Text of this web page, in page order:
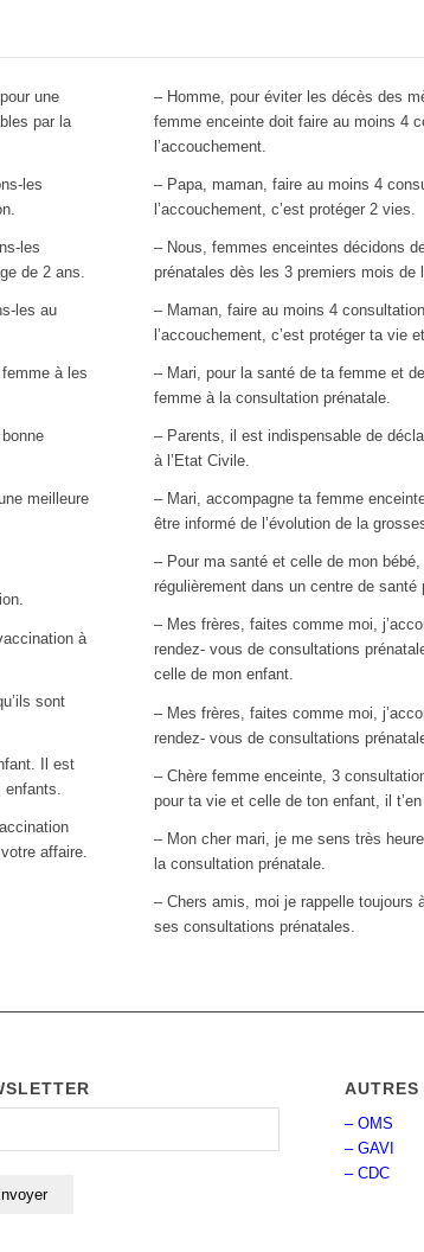
une
par la
les
les
de 2 ans.
les au
à les
meilleure
à
sont
Il est
affaire.
– Homme, pour éviter les décès des
femme enceinte doit faire au moins 4
l’accouchement.
– Papa, maman, faire au moins 4
l’accouchement, c’est protéger 2 vies.
– Nous, femmes enceintes décidons
prénatales dès les 3 premiers mois de
– Maman, faire au moins 4
l’accouchement, c’est protéger ta vie
– Mari, pour la santé de ta femme et
femme à la consultation prénatale.
– Parents, il est indispensable de
à l’Etat Civile.
– Mari, accompagne ta femme
être informé de l’évolution de la
– Pour ma santé et celle de mon bébé,
régulièrement dans un centre de
– Mes frères, faites comme moi,
rendez- vous de consultations
celle de mon enfant.
– Mes frères, faites comme moi,
rendez- vous de consultations
– Chère femme enceinte, 3
pour ta vie et celle de ton enfant, il
– Mon cher mari, je me sens très
la consultation prénatale.
– Chers amis, moi je rappelle toujours
ses consultations prénatales.
AUTRES
– OMS
– GAVI
– CDC